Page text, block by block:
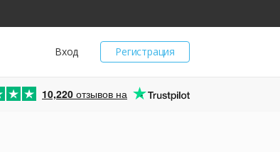
Регистрация
Вход
10,220 отзывов на